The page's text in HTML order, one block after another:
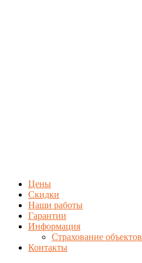
Цены
Скидки
Наши работы
Гарантии
Информация
Страхование объектов
Контакты